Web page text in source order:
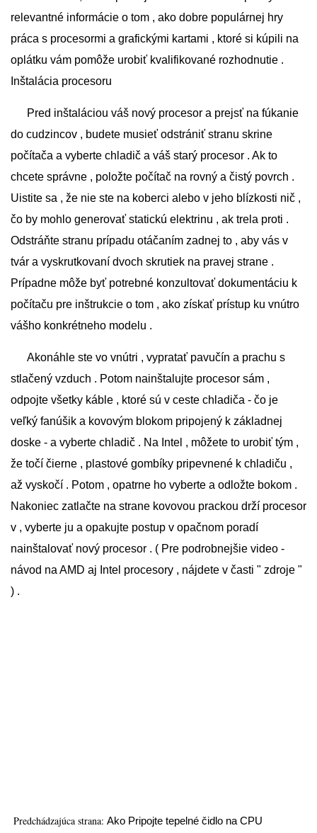
relevantné informácie o tom , ako dobre populárnej hry
práca s procesormi a grafickými kartami , ktoré si kúpili na
oplátku vám pomôže urobiť kvalifikované rozhodnutie .
Inštalácia procesoru
Pred inštaláciou váš nový procesor a prejsť na fúkanie
do cudzincov , budete musieť odstrániť stranu skrine
počítača a vyberte chladič a váš starý procesor . Ak to
chcete správne , položte počítač na rovný a čistý povrch .
Uistite sa , že nie ste na koberci alebo v jeho blízkosti nič ,
čo by mohlo generovať statickú elektrinu , ak trela proti .
Odstráňte stranu prípadu otáčaním zadnej to , aby vás v
tvár a vyskrutkovaní dvoch skrutiek na pravej strane .
Prípadne môže byť potrebné konzultovať dokumentáciu k
počítaču pre inštrukcie o tom , ako získať prístup ku vnútro
vášho konkrétneho modelu .
Akonáhle ste vo vnútri , vypratať pavučín a prachu s
stlačený vzduch . Potom nainštalujte procesor sám ,
odpojte všetky káble , ktoré sú v ceste chladiča - čo je
veľký fanúšik a kovovým blokom pripojený k základnej
doske - a vyberte chladič . Na Intel , môžete to urobiť tým ,
že točí čierne , plastové gombíky pripevnené k chladiču ,
až vyskočí . Potom , opatrne ho vyberte a odložte bokom .
Nakoniec zatlačte na strane kovovou prackou drží procesor
v , vyberte ju a opakujte postup v opačnom poradí
nainštalovať nový procesor . ( Pre podrobnejšie video -
návod na AMD aj Intel procesory , nájdete v časti " zdroje "
) .
Predchádzajúca strana: Ako Pripojte tepelné čidlo na CPU